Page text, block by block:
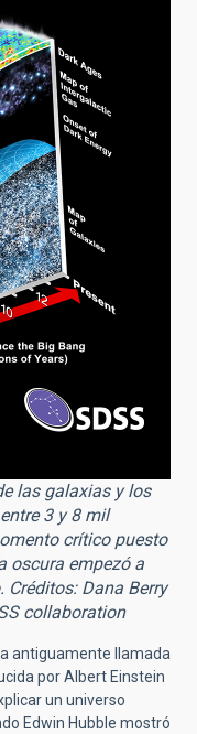
las galaxias y los
3 y 8 mil
crítico puesto
oscura empezó a
Dana Berry
collaboration
antiguamente llamada
por Albert Einstein
un universo
Edwin Hubble mostró